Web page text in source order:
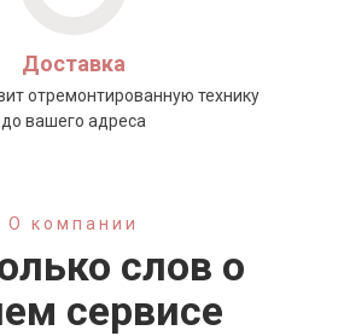
Доставка
отремонтированную технику
до вашего адреса
слов о
сервисе
О компании